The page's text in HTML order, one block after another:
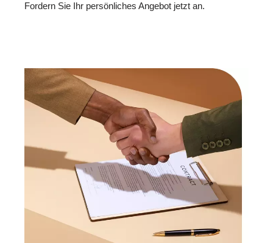
Fordern Sie Ihr persönliches Angebot jetzt an.